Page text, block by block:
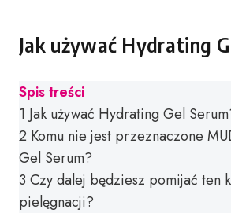
Jak używać Hydrating
Spis treści
1 Jak używać Hydrating Gel
2 Komu nie jest przeznaczone
Gel Serum?
3 Czy dalej będziesz pomijać ten
pielęgnacji?